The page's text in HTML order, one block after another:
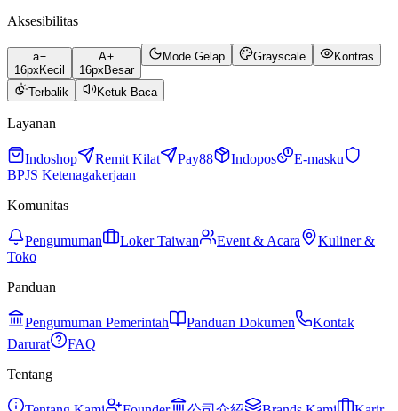
Aksesibilitas
a
16px Kecil
A
16px Besar
Mode Gelap Grayscale Kontras
Terbalik Ketuk Baca
Layanan
Indoshop Remit Kilat Pay88 Indopos
E-masku
BPJS Ketenagakerjaan
Komunitas
Pengumuman Loker Taiwan Event & Acara
Kuliner &
Toko
Panduan
Pengumuman Pemerintah Panduan Dokumen
Kontak
Darurat
FAQ
Tentang